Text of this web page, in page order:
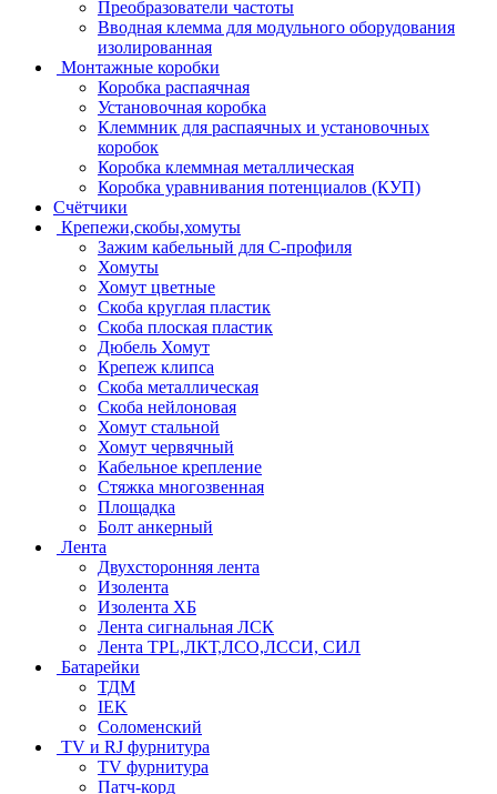
Преобразователи частоты
Вводная клемма для модульного оборудования
изолированная
Монтажные коробки
Коробка распаячная
Установочная коробка
Клеммник для распаячных и установочных
коробок
Коробка клеммная металлическая
Коробка уравнивания потенциалов (КУП)
Счётчики
Крепежи,скобы,хомуты
Зажим кабельный для С-профиля
Хомуты
Хомут цветные
Скоба круглая пластик
Скоба плоская пластик
Дюбель Хомут
Крепеж клипса
Скоба металлическая
Скоба нейлоновая
Хомут стальной
Хомут червячный
Кабельное крепление
Стяжка многозвенная
Площадка
Болт анкерный
Лента
Двухсторонняя лента
Изолента
Изолента ХБ
Лента сигнальная ЛСК
Лента TPL,ЛКТ,ЛСО,ЛССИ, СИЛ
Батарейки
ТДМ
IEK
Соломенский
TV и RJ фурнитура
TV фурнитура
Патч-корд